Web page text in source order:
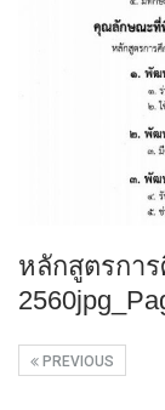
หลักสูตรกา
PREVIOUS